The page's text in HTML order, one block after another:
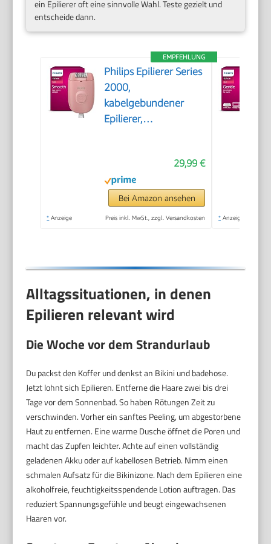
ein Epilierer oft eine sinnvolle Wahl. Teste gezielt und
entscheide dann.
EMPFEHLUNG
Philips Epilierer Series
2000,
kabelgebundener
Epilierer,
29,99 €
Bei Amazon ansehen
* Anzeige Preis inkl. MwSt., zzgl. Versandkosten * Anzeige
Alltagssituationen, in denen
Epilieren relevant wird
Die Woche vor dem Strandurlaub
Du packst den Koffer und denkst an Bikini und badehose.
Jetzt lohnt sich Epilieren. Entferne die Haare zwei bis drei
Tage vor dem Sonnenbad. So haben Rötungen Zeit zu
verschwinden. Vorher ein sanftes Peeling, um abgestorbene
Haut zu entfernen. Eine warme Dusche öffnet die Poren und
macht das Zupfen leichter. Achte auf einen vollständig
geladenen Akku oder auf kabellosen Betrieb. Nimm einen
schmalen Aufsatz für die Bikinizone. Nach dem Epilieren eine
alkoholfreie, feuchtigkeitsspendende Lotion auftragen. Das
reduziert Spannungsgefühle und beugt eingewachsenen
Haaren vor.